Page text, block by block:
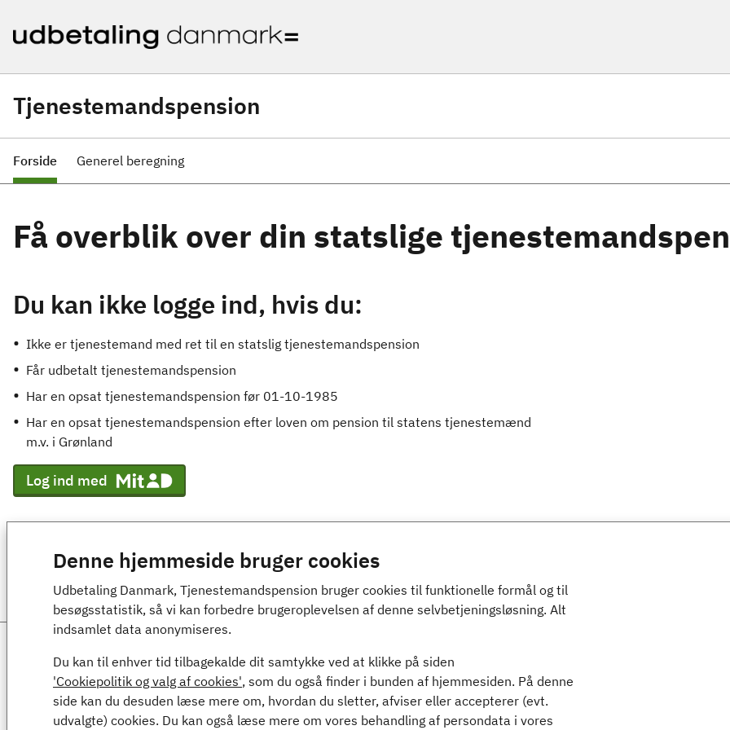
Denne hjemmeside bruger cookies
Udbetaling Danmark, Tjenestemandspension bruger cookies til funktionelle formål og til
besøgsstatistik, så vi kan forbedre brugeroplevelsen af denne selvbetjeningsløsning. Alt
indsamlet data anonymiseres.
Du kan til enhver tid tilbagekalde dit samtykke ved at klikke på siden
'Cookiepolitik og valg af cookies', som du også finder i bunden af hjemmesiden. På denne
side kan du desuden læse mere om, hvordan du sletter, afviser eller accepterer (evt.
udvalgte) cookies. Du kan også læse mere om vores behandling af persondata i vores
Tjenestemandspension
Forside Generel beregning
Få overblik over din statslige
Du kan ikke logge ind, hvis du:
Ikke er tjenestemand med ret til en statslig tjenestemandspension
Får udbetalt tjenestemandspension
Har en opsat tjenestemandspension før 01-10-1985
Har en opsat tjenestemandspension efter loven om pension til statens tjenestemænd
m.v. i Grønland
Log ind med
Udbetaling Danmark, Tjenestemandspension
Kongens Vænge 8
3400 Hillerød
(+45) 70 12 32 00